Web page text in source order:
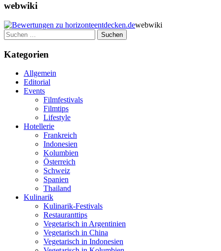
webwiki
webwiki
Suchen
nach:
Kategorien
Allgemein
Editorial
Events
Filmfestivals
Filmtips
Lifestyle
Hotellerie
Frankreich
Indonesien
Kolumbien
Österreich
Schweiz
Spanien
Thailand
Kulinarik
Kulinarik-Festivals
Restauranttips
Vegetarisch in Argentinien
Vegetarisch in China
Vegetarisch in Indonesien